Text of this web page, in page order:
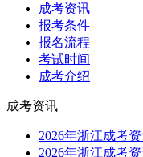
成考资讯
报考条件
报名流程
考试时间
成考介绍
成考资讯
2026年浙江成考
2026年浙江成考